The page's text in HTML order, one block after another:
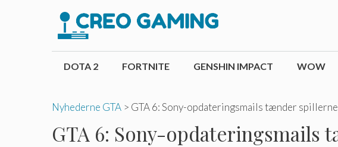
DOTA 2 FORTNITE GENSHIN IMPACT WOW
Nyhederne GTA > GTA 6: Sony-opdateringsmails tænder
GTA 6: Sony-